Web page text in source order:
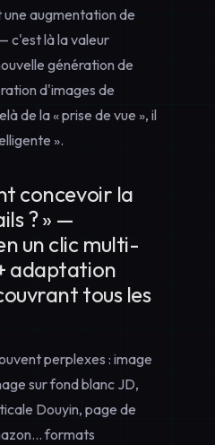
augmentation de
c'est là la valeur
génération de
d'images de
de la « prise de vue », il
».
concevoir la
? » —
un clic multi-
adaptation
tous les
perplexes : image
sur fond blanc JD,
Douyin, page de
formats